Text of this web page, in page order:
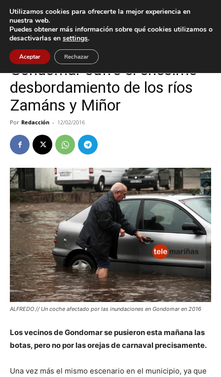
Inicio Gondomar
Gondomar Sucesos
Gondomar sufre el enésimo
desbordamiento de los ríos
Zamáns y Miñor
Por Redacción - 12/02/2016
ALFREDO // Un coche afectado por las inundaciones en Gondomar en 2016
Los vecinos de Gondomar se pusieron esta mañana las
botas, pero no por las orejas de carnaval precisamente.
Una vez más el mismo escenario en el municipio, ya que
Utilizamos cookies para ofrecerte la mejor experiencia en
nuestra web.
Puedes obtener más información sobre qué cookies utilizamos o
desactivarlas en settings.
Aceptar Rechazar